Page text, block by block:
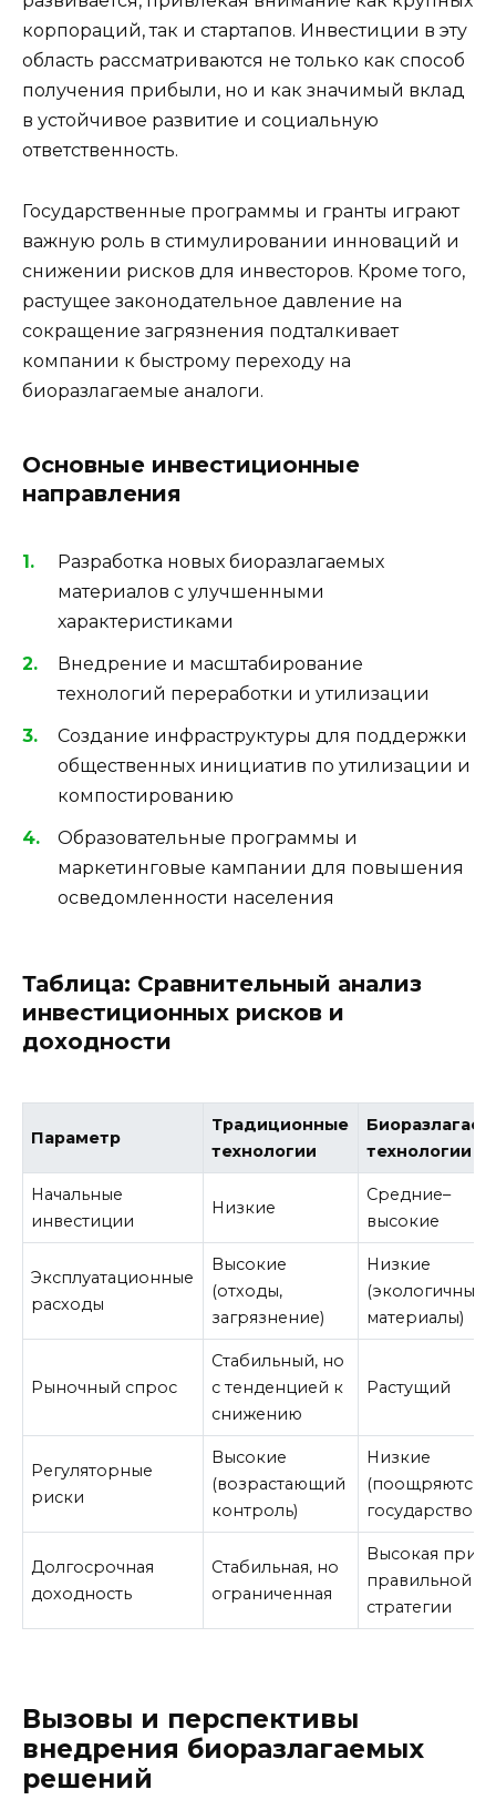
корпораций, так и стартапов. Инвестиции в эту
область рассматриваются не только как способ
получения прибыли, но и как значимый вклад
в устойчивое развитие и социальную
ответственность.
Государственные программы и гранты играют
важную роль в стимулировании инноваций и
снижении рисков для инвесторов. Кроме того,
растущее законодательное давление на
сокращение загрязнения подталкивает
компании к быстрому переходу на
биоразлагаемые аналоги.
Основные инвестиционные
направления
Разработка новых биоразлагаемых
материалов с улучшенными
характеристиками
Внедрение и масштабирование
технологий переработки и утилизации
Создание инфраструктуры для поддержки
общественных инициатив по утилизации и
компостированию
Образовательные программы и
маркетинговые кампании для повышения
осведомленности населения
Таблица: Сравнительный анализ
инвестиционных рисков и
доходности
Параметр
Традиционные
технологии
технологии
Начальные
инвестиции
Низкие
Средние–
высокие
Эксплуатационные
расходы
Высокие
(отходы,
загрязнение)
Низкие
(экологичные
материалы)
Рыночный спрос
Стабильный, но
с тенденцией к
снижению
Растущий
Регуляторные
риски
Высокие
(возрастающий
контроль)
Низкие
(поощряются
государством)
Долгосрочная
доходность
Стабильная, но
ограниченная
Высокая при
правильной
стратегии
Вызовы и перспективы
внедрения биоразлагаемых
решений